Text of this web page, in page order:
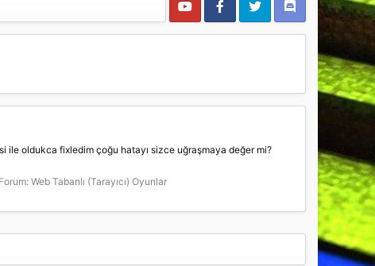
ile oldukca fixledim çoğu hatayı sizce uğraşmaya değer mi?
Forum: Web Tabanlı (Tarayıcı) Oyunlar